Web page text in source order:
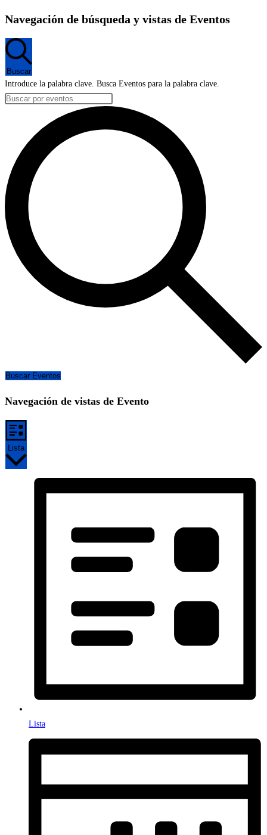
Eventos
Navegación de búsqueda y vistas de Eventos
Buscar
Introduce la palabra clave. Busca Eventos para la palabra clave.
Buscar Eventos
Navegación de vistas de Evento
Lista
Lista